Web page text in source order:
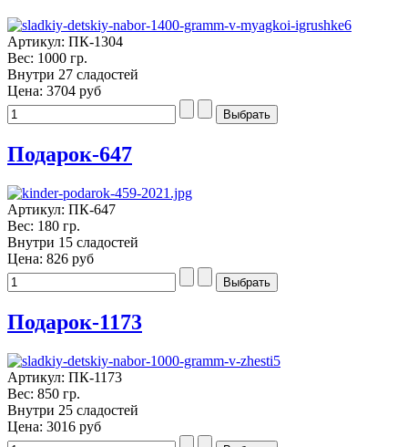
Артикул: ПК-1304
Вес: 1000 гр.
Внутри 27 сладостей
Цена: 3704 руб
Подарок-647
Артикул: ПК-647
Вес: 180 гр.
Внутри 15 сладостей
Цена: 826 руб
Подарок-1173
Артикул: ПК-1173
Вес: 850 гр.
Внутри 25 сладостей
Цена: 3016 руб